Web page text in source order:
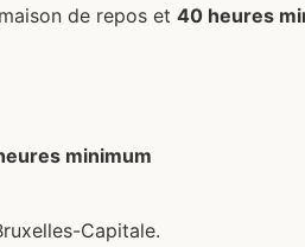
de repos et 40 heures
minimum
Capitale.